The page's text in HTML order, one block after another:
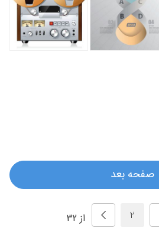
صفحه بعد
از 32